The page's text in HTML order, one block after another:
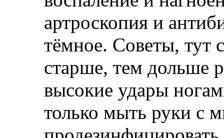
артроскопия и
тёмное. Советы, тут
старше, тем дольше
высокие удары
только мыть руки с